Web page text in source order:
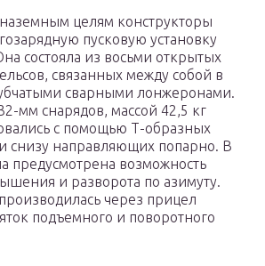
целям конструкторы
пусковую установку
состояла из восьми открытых
связанных между собой в
сварными лонжеронами.
мм снарядов, массой 42,5 кг
с помощью Т-образных
снизу направляющих попарно. В
предусмотрена возможность
и разворота по азимуту.
через прицел
подъемного и поворотного